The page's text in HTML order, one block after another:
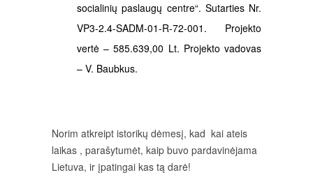
socialinių paslaugų centre“. Sutarties Nr.
VP3-2.4-SADM-01-R-72-001. Projekto
vertė – 585.639,00 Lt. Projekto vadovas
– V. Baubkus.
Norim atkreipt istorikų dėmesį, kad kai ateis
laikas , parašytumėt, kaip buvo pardavinėjama
Lietuva, ir įpatingai kas tą darė!